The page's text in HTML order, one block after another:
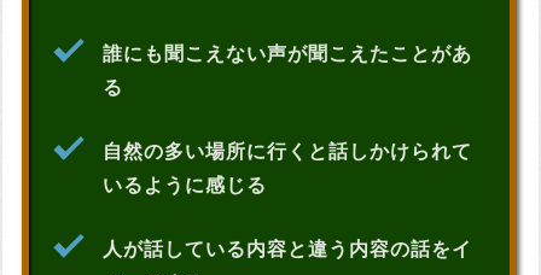
誰にも聞こえない声が聞こえたことがあ
る
自然の多い場所に行くと話しかけられて
いるように感じる
人が話している内容と違う内容の話をイ